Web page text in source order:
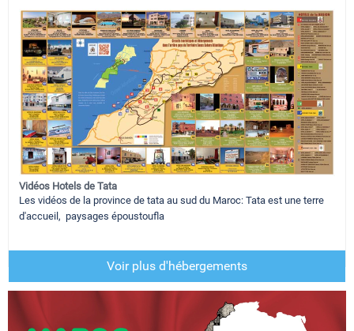
Vidéos Hotels de Tata
Les vidéos de la province de tata au sud du Maroc: Tata est une terre
d'accueil, paysages époustoufla
Voir plus d'hébergements